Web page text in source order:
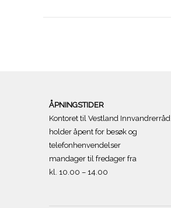
ÅPNINGSTIDER
Kontoret til Vestland Innvandrerråd
holder åpent for besøk og
telefonhenvendelser
mandager til fredager fra
kl. 10.00 – 14.00